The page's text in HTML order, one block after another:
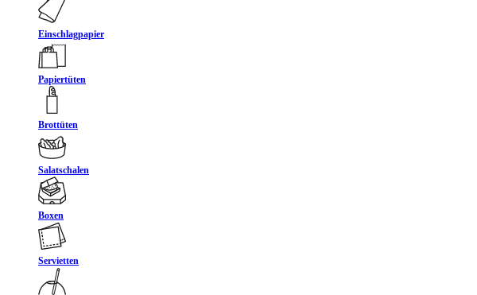
Einschlagpapier
Papiertüten
Brottüten
Salatschalen
Boxen
Servietten